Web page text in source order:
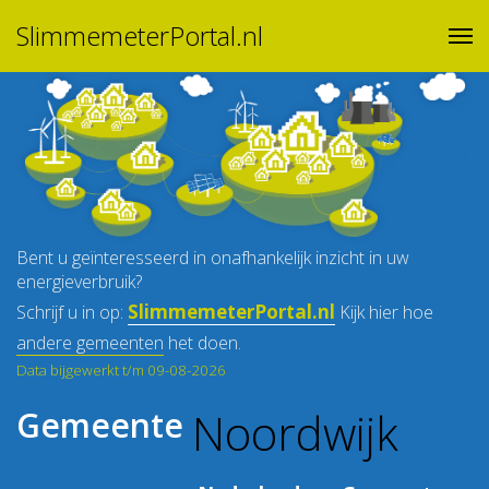
SlimmemeterPortal.nl
Bent u geïnteresseerd in onafhankelijk inzicht in uw
energieverbruik?
Schrijf u in op: SlimmemeterPortal.nl Kijk hier hoe
andere gemeenten het doen.
Data bijgewerkt t/m 09-08-2026
Gemeente Noordwijk